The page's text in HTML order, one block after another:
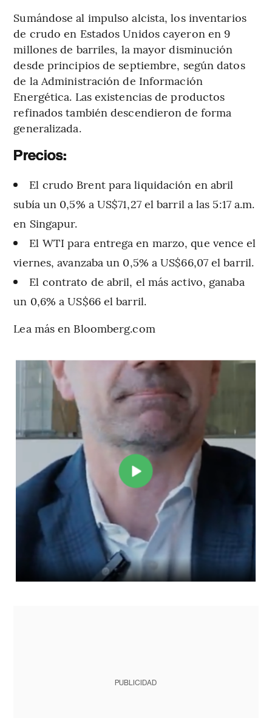
Sumándose al impulso alcista, los inventarios
de crudo en Estados Unidos cayeron en 9
millones de barriles, la mayor disminución
desde principios de septiembre, según datos
de la Administración de Información
Energética. Las existencias de productos
refinados también descendieron de forma
generalizada.
Precios:
El crudo Brent para liquidación en abril
subía un 0,5% a US$71,27 el barril a las 5:17 a.m.
en Singapur.
El WTI para entrega en marzo, que vence el
viernes, avanzaba un 0,5% a US$66,07 el barril.
El contrato de abril, el más activo, ganaba
un 0,6% a US$66 el barril.
Lea más en Bloomberg.com
PUBLICIDAD